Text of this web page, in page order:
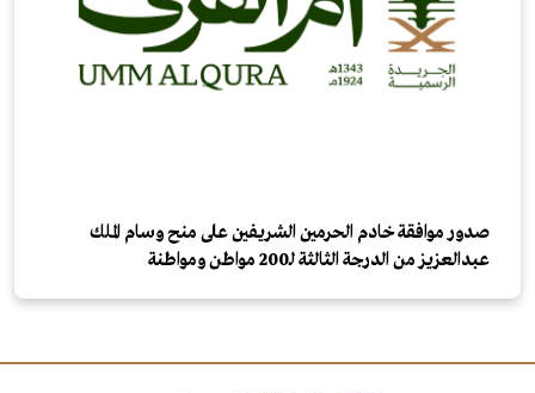
صدور موافقة خادم الحرمين الشريفين على منح وسام الملك
عبدالعزيز من الدرجة الثالثة لـ200 مواطن ومواطنة